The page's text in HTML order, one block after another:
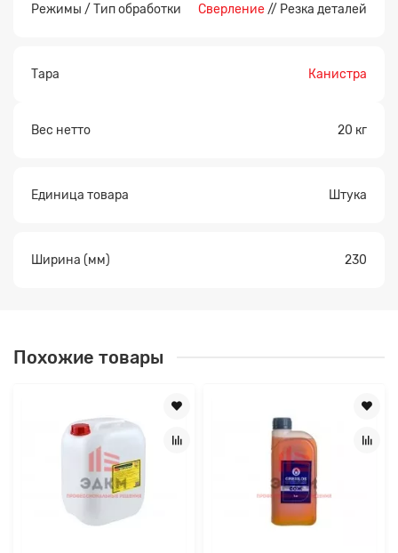
Режимы / Тип обработки Сверление// Резка деталей
Тара Канистра
Вес нетто 20 кг
Единица товара Штука
Ширина (мм) 230
Похожие товары